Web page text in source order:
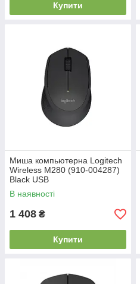
Купити
Миша компьютерна Logitech
Wireless M280 (910-004287)
Black USB
В наявності
1 408 ₴
Купити